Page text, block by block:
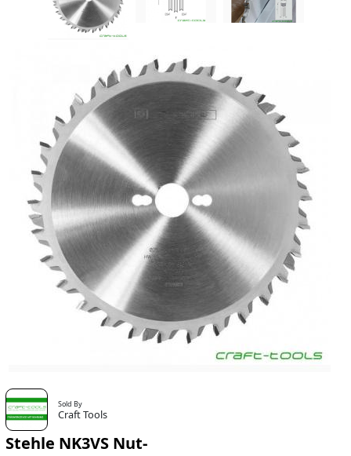
Sold By
Craft Tools
Stehle NK3VS Nut-